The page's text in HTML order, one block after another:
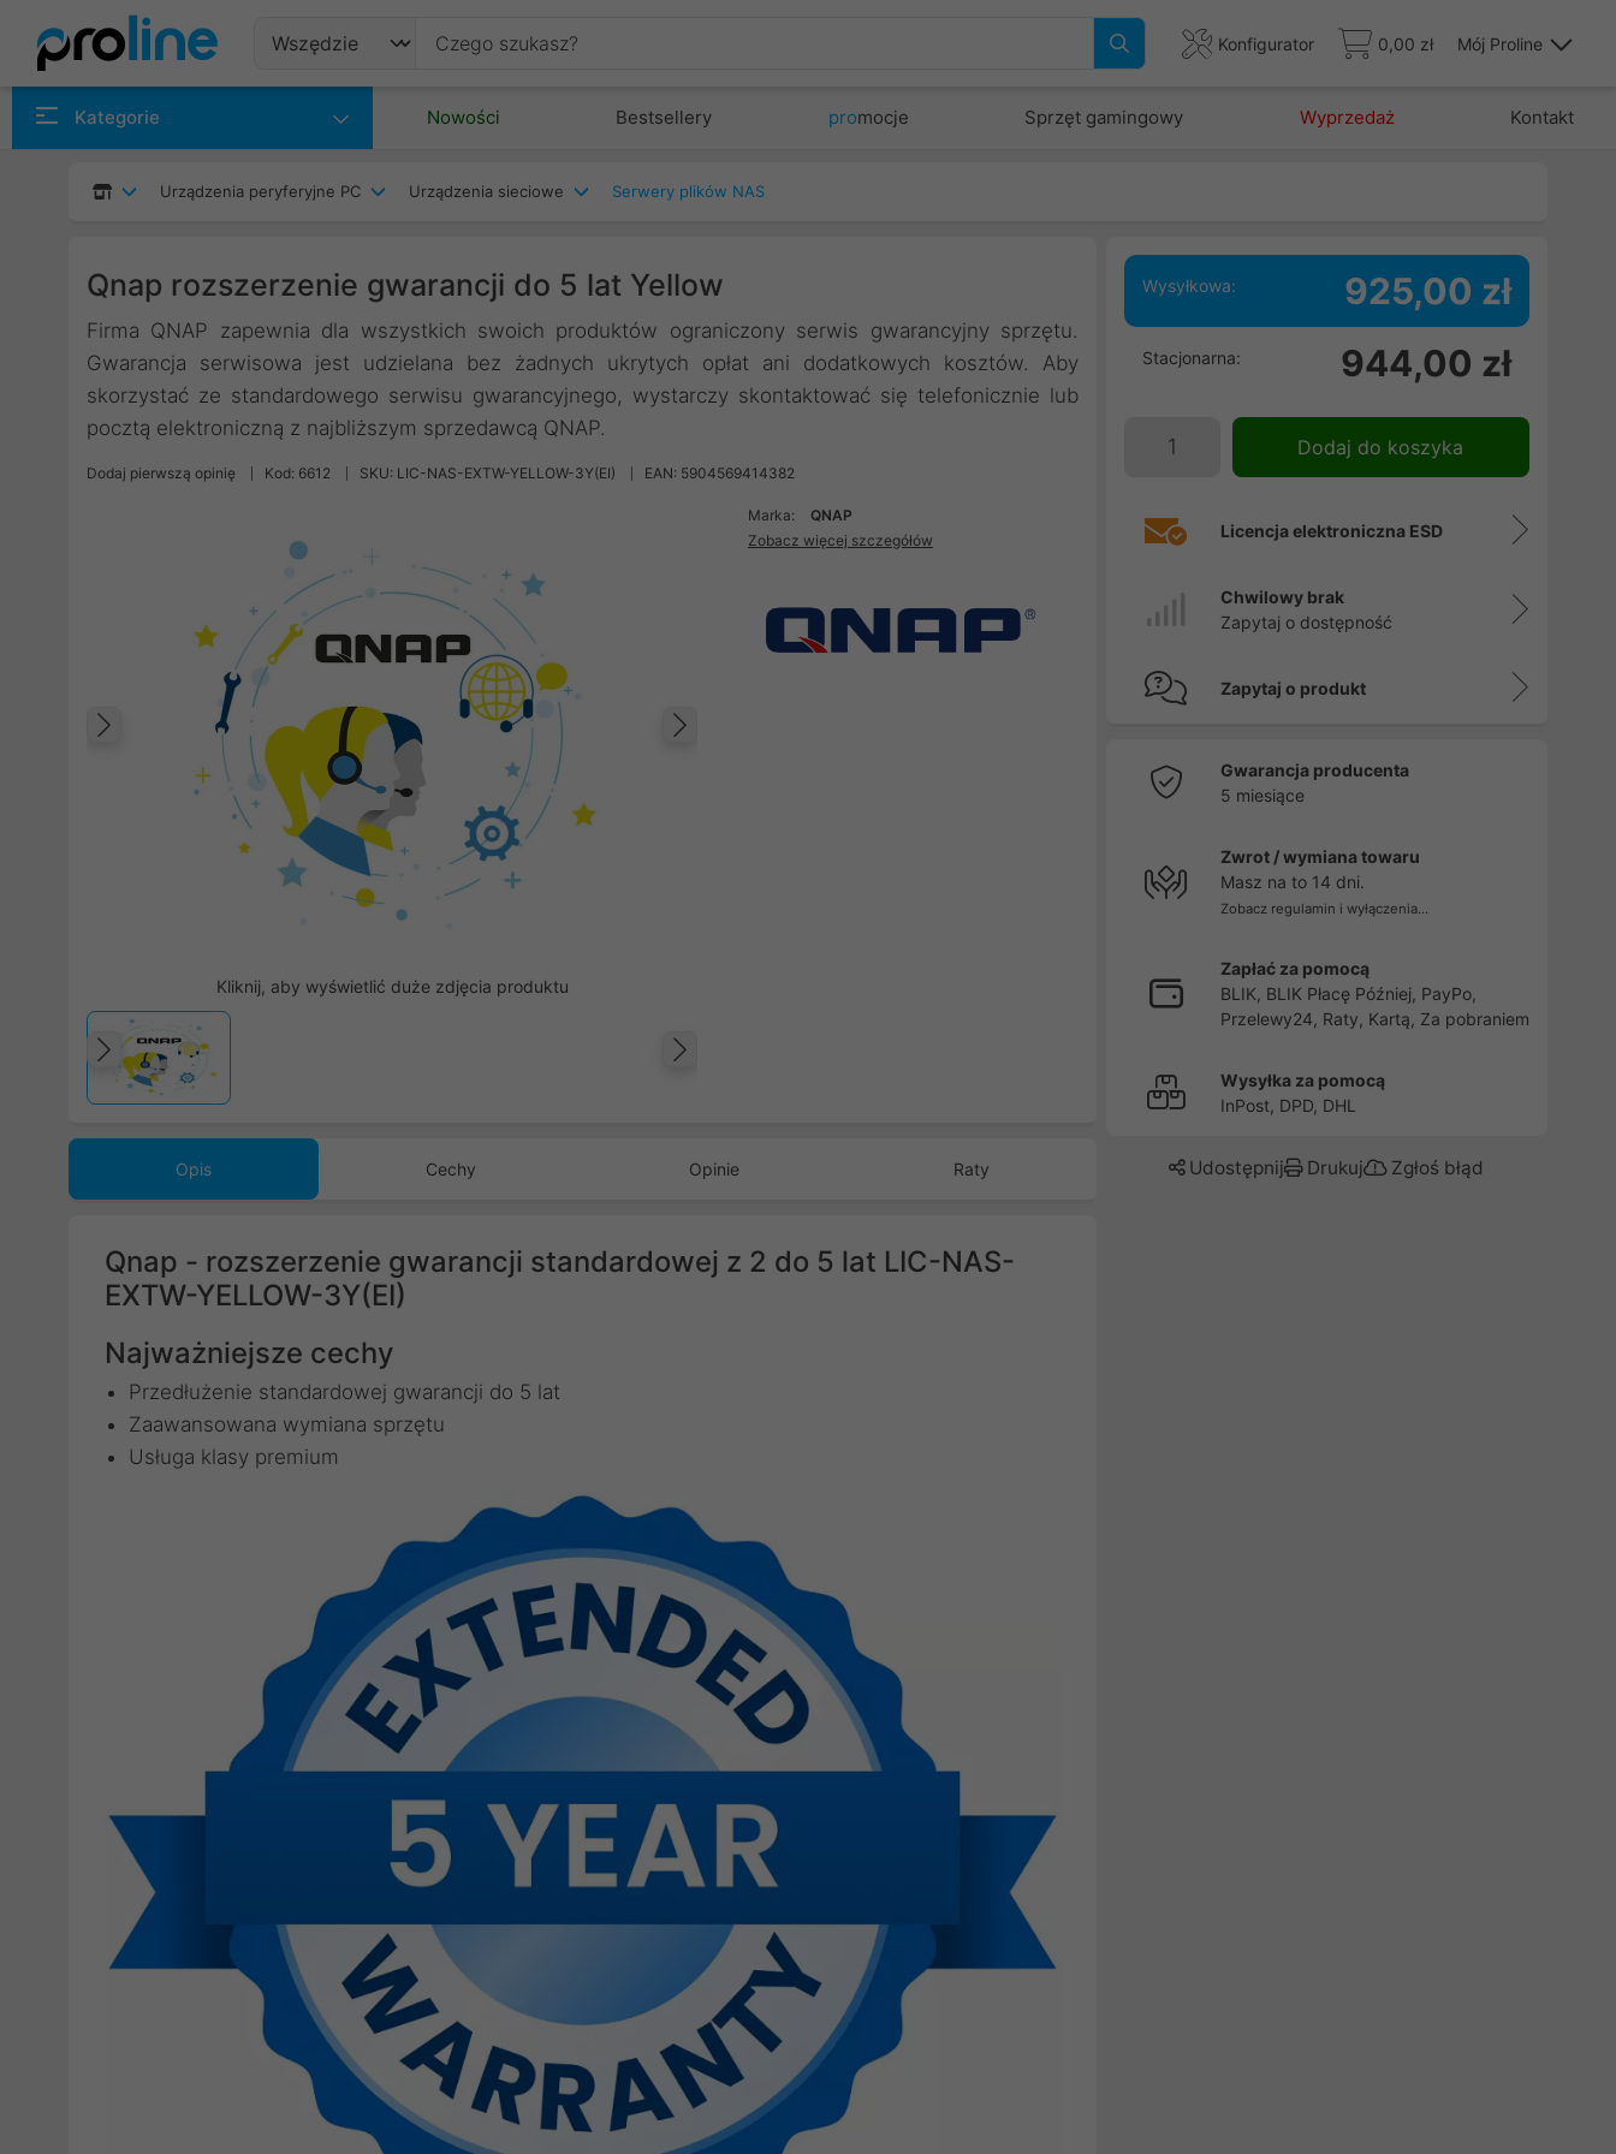
Konfigurator 0,00 zł Mój Proline
Kategorie Nowości Bestsellery promocje Sprzęt gamingowy Wyprzedaż Kontakt
Urządzenia peryferyjne PC Urządzenia sieciowe Serwery plików NAS
Qnap rozszerzenie gwarancji do 5 lat Yellow
Firma QNAP zapewnia dla wszystkich swoich produktów ograniczony serwis gwarancyjny sprzętu.
Gwarancja serwisowa jest udzielana bez żadnych ukrytych opłat ani dodatkowych kosztów. Aby
skorzystać ze standardowego serwisu gwarancyjnego, wystarczy skontaktować się telefonicznie lub
pocztą elektroniczną z najbliższym sprzedawcą QNAP.
Dodaj pierwszą opinię Kod: 6612 SKU: LIC-NAS-EXTW-YELLOW-3Y(EI) EAN: 5904569414382
Poprzedni
Kliknij, aby wyświetlić duże zdjęcia produktu
Poprzedni
Marka:
QNAP
Zobacz więcej szczegółów
Opis Cechy Opinie Raty
Qnap - rozszerzenie gwarancji standardowej z 2 do 5 lat LIC-NAS-
EXTW-YELLOW-3Y(EI)
Najważniejsze cechy
Przedłużenie standardowej gwarancji do 5 lat
Zaawansowana wymiana sprzętu
Usługa klasy premium
Wysyłkowa: 925,00 zł
Stacjonarna: 944,00 zł
Dodaj do koszyka
Licencja elektroniczna ESD
Chwilowy brak
Zapytaj o dostępność
Zapytaj o produkt
Gwarancja producenta
5 miesiące
Zwrot / wymiana towaru
Masz na to 14 dni.
Zobacz regulamin i wyłączenia...
Zapłać za pomocą
BLIK, BLIK Płacę Później, PayPo,
Przelewy24, Raty, Kartą, Za pobraniem
Wysyłka za pomocą
InPost, DPD, DHL
Udostępnij Drukuj Zgłoś błąd